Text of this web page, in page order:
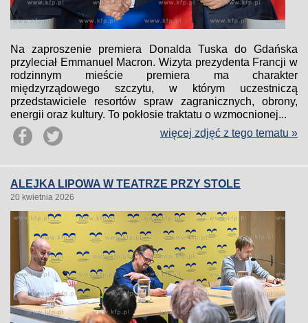
Na zaproszenie premiera Donalda Tuska do Gdańska
przyleciał Emmanuel Macron. Wizyta prezydenta Francji w
rodzinnym mieście premiera ma charakter
międzyrządowego szczytu, w którym uczestniczą
przedstawiciele resortów spraw zagranicznych, obrony,
energii oraz kultury. To pokłosie traktatu o wzmocnionej...
więcej zdjęć z tego tematu »
ALEJKA LIPOWA W TEATRZE PRZY STOLE
20 kwietnia 2026